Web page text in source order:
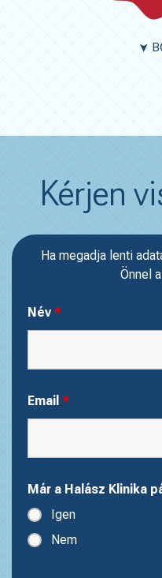
➤
Kérjen
Ha megadja lenti
Önnel
Név *
Email *
Már a Halász Klinika
Igen
Nem